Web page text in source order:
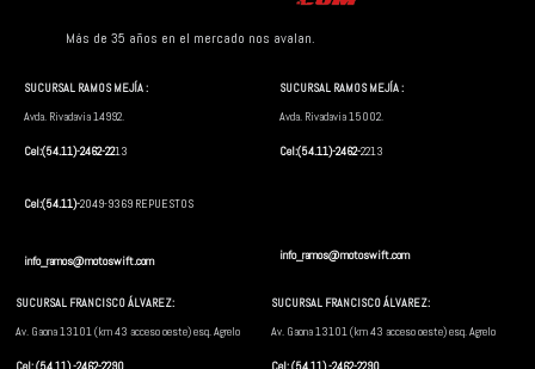
Más de 35 años en el mercado nos avalan.
SUCURSAL RAMOS MEJÍA :
Avda. Rivadavia 14992.
Cel:(54.11)-2462-2213
Cel:(54.11)-2049-9369 REPUESTOS
info_ramos@motoswift.com
SUCURSAL RAMOS MEJÍA :
Avda. Rivadavia 15002.
Cel:(54.11)-2462-2213
info_ramos@motoswift.com
SUCURSAL FRANCISCO ÁLVAREZ:
Av. Gaona 13101 (km 43 acceso oeste) esq. Agrelo
SUCURSAL FRANCISCO ÁLVAREZ:
Av. Gaona 13101 (km 43 acceso oeste) esq. Agrelo